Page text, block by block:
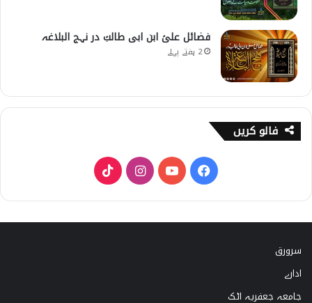
فضائل علیؑ ابن ابی طالبؑ در نہج البلاغہ
2 ہفتے پہلے
فالو کریں
F
a
c
Y
o
u
n
s
T
i
k
سرورق
ادارے
جامعہ جعفریہ اٹک